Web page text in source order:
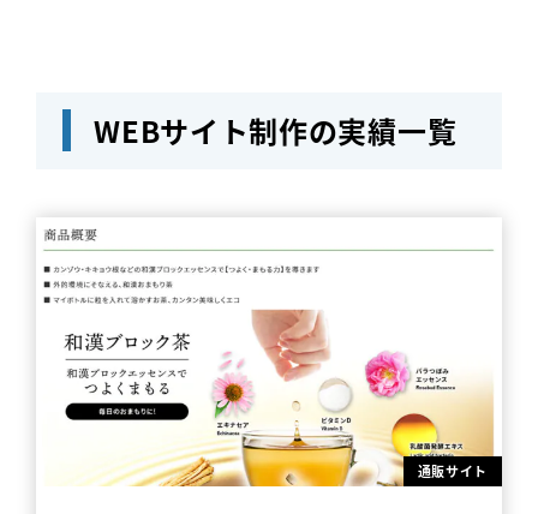
WEBサイト制作の実績一覧
通販サイト